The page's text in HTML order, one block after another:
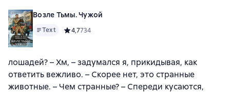
Возле Тьмы. Чужой
Text Средний рейтинг 4,7 на основе 734 оценок
4,7734
лошадей? – Хм, – задумался я, прикидывая, как
ответить вежливо. – Скорее нет, это странные
животные. – Чем странные? – Спереди кусаются,